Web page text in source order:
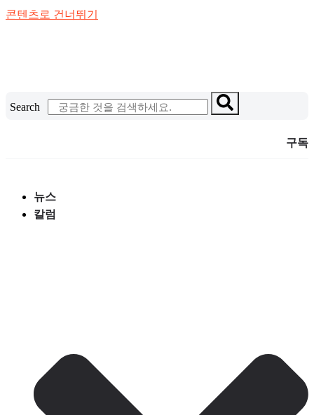
콘텐츠로 건너뛰기
Search
구독
뉴스
칼럼